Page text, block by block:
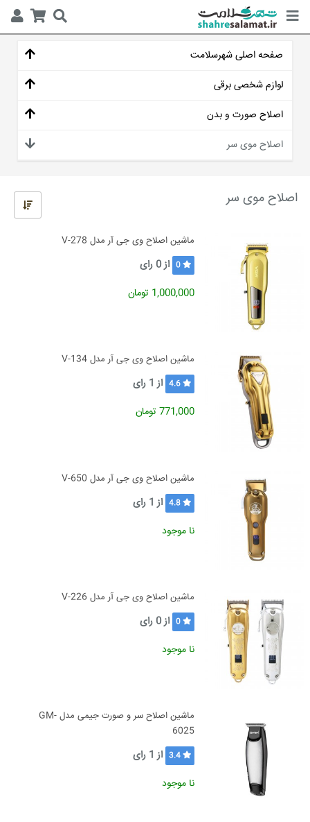
صفحه اصلی شهرسلامت
لوازم شخصی برقی
اصلاح صورت و بدن
اصلاح موی سر
اصلاح موی سر
ماشین اصلاح وی جی آر مدل V-278
0 از0 رای
1,000,000 تومان
ماشین اصلاح وی جی آر مدل V-134
4.6 از 1 رای
771,000 تومان
ماشین اصلاح وی جی آر مدل V-650
4.8 از 1 رای
نا موجود
ماشین اصلاح وی جی آر مدل V-226
0 از0 رای
نا موجود
ماشین اصلاح سر و صورت جیمی مدل GM-
6025
3.4 از 1 رای
نا موجود